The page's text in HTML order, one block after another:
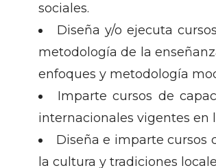
sociales.
Diseña y/o ejecuta
metodología de la
enfoques y metodología
Imparte cursos de
internacionales vigentes en
Diseña e imparte cursos
la cultura y tradiciones